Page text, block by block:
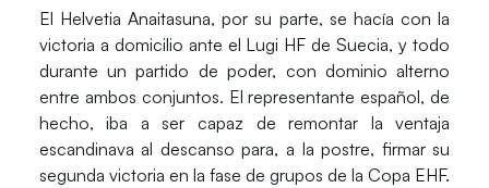
El Helvetia Anaitasuna, por su parte, se hacía con la
victoria a domicilio ante el Lugi HF de Suecia, y todo
durante un partido de poder, con dominio alterno
entre ambos conjuntos. El representante español, de
hecho, iba a ser capaz de remontar la ventaja
escandinava al descanso para, a la postre, firmar su
segunda victoria en la fase de grupos de la Copa EHF.